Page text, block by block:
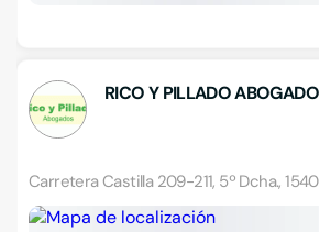
RICO Y PILLADO
Carretera Castilla 209-211, 5º Dcha.,